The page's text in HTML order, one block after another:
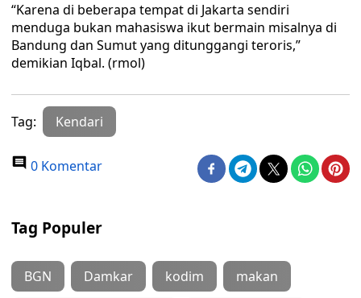
“Karena di beberapa tempat di Jakarta sendiri
menduga bukan mahasiswa ikut bermain misalnya di
Bandung dan Sumut yang ditunggangi teroris,”
demikian Iqbal. (rmol)
Tag: Kendari
0 Komentar
Tag Populer
BGN Damkar kodim makan